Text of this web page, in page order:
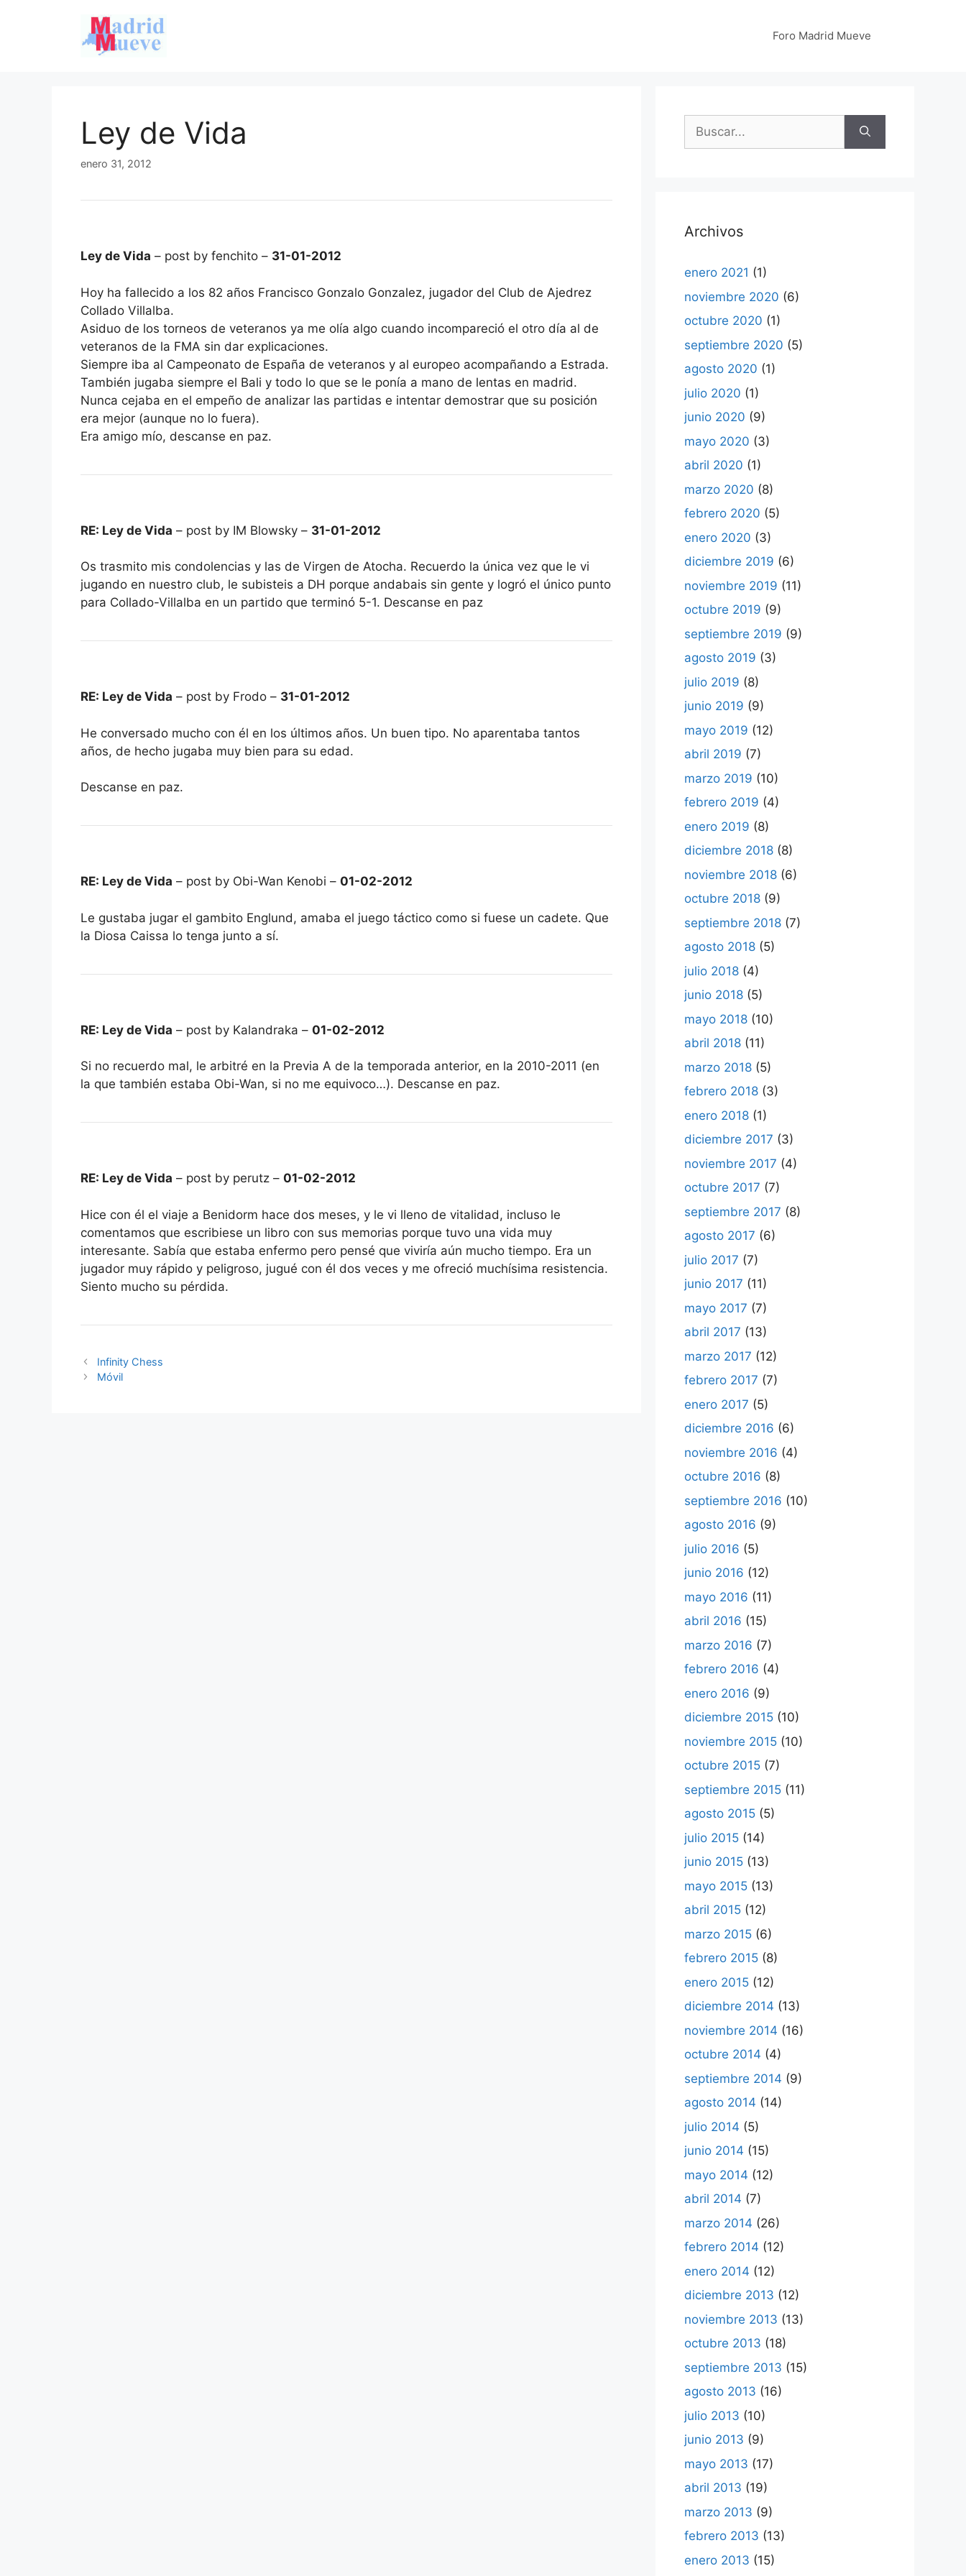
Foro Madrid Mueve
Ley de Vida
enero 31, 2012
Ley de Vida – post by fenchito – 31-01-2012
Hoy ha fallecido a los 82 años Francisco Gonzalo Gonzalez, jugador del Club de Ajedrez
Collado Villalba.
Asiduo de los torneos de veteranos ya me olía algo cuando incompareció el otro día al de
veteranos de la FMA sin dar explicaciones.
Siempre iba al Campeonato de España de veteranos y al europeo acompañando a Estrada.
También jugaba siempre el Bali y todo lo que se le ponía a mano de lentas en madrid.
Nunca cejaba en el empeño de analizar las partidas e intentar demostrar que su posición
era mejor (aunque no lo fuera).
Era amigo mío, descanse en paz.
RE: Ley de Vida – post by IM Blowsky – 31-01-2012
Os trasmito mis condolencias y las de Virgen de Atocha. Recuerdo la única vez que le vi
jugando en nuestro club, le subisteis a DH porque andabais sin gente y logró el único punto
para Collado-Villalba en un partido que terminó 5-1. Descanse en paz
RE: Ley de Vida – post by Frodo – 31-01-2012
He conversado mucho con él en los últimos años. Un buen tipo. No aparentaba tantos
años, de hecho jugaba muy bien para su edad.
Descanse en paz.
RE: Ley de Vida – post by Obi-Wan Kenobi – 01-02-2012
Le gustaba jugar el gambito Englund, amaba el juego táctico como si fuese un cadete. Que
la Diosa Caissa lo tenga junto a sí.
RE: Ley de Vida – post by Kalandraka – 01-02-2012
Si no recuerdo mal, le arbitré en la Previa A de la temporada anterior, en la 2010-2011 (en
la que también estaba Obi-Wan, si no me equivoco…). Descanse en paz.
RE: Ley de Vida – post by perutz – 01-02-2012
Hice con él el viaje a Benidorm hace dos meses, y le vi lleno de vitalidad, incluso le
comentamos que escribiese un libro con sus memorias porque tuvo una vida muy
interesante. Sabía que estaba enfermo pero pensé que viviría aún mucho tiempo. Era un
jugador muy rápido y peligroso, jugué con él dos veces y me ofreció muchísima resistencia.
Siento mucho su pérdida.
Infinity Chess
Móvil
Buscar:
Archivos
enero 2021 (1)
noviembre 2020 (6)
octubre 2020 (1)
septiembre 2020 (5)
agosto 2020 (1)
julio 2020 (1)
junio 2020 (9)
mayo 2020 (3)
abril 2020 (1)
marzo 2020 (8)
febrero 2020 (5)
enero 2020 (3)
diciembre 2019 (6)
noviembre 2019 (11)
octubre 2019 (9)
septiembre 2019 (9)
agosto 2019 (3)
julio 2019 (8)
junio 2019 (9)
mayo 2019 (12)
abril 2019 (7)
marzo 2019 (10)
febrero 2019 (4)
enero 2019 (8)
diciembre 2018 (8)
noviembre 2018 (6)
octubre 2018 (9)
septiembre 2018 (7)
agosto 2018 (5)
julio 2018 (4)
junio 2018 (5)
mayo 2018 (10)
abril 2018 (11)
marzo 2018 (5)
febrero 2018 (3)
enero 2018 (1)
diciembre 2017 (3)
noviembre 2017 (4)
octubre 2017 (7)
septiembre 2017 (8)
agosto 2017 (6)
julio 2017 (7)
junio 2017 (11)
mayo 2017 (7)
abril 2017 (13)
marzo 2017 (12)
febrero 2017 (7)
enero 2017 (5)
diciembre 2016 (6)
noviembre 2016 (4)
octubre 2016 (8)
septiembre 2016 (10)
agosto 2016 (9)
julio 2016 (5)
junio 2016 (12)
mayo 2016 (11)
abril 2016 (15)
marzo 2016 (7)
febrero 2016 (4)
enero 2016 (9)
diciembre 2015 (10)
noviembre 2015 (10)
octubre 2015 (7)
septiembre 2015 (11)
agosto 2015 (5)
julio 2015 (14)
junio 2015 (13)
mayo 2015 (13)
abril 2015 (12)
marzo 2015 (6)
febrero 2015 (8)
enero 2015 (12)
diciembre 2014 (13)
noviembre 2014 (16)
octubre 2014 (4)
septiembre 2014 (9)
agosto 2014 (14)
julio 2014 (5)
junio 2014 (15)
mayo 2014 (12)
abril 2014 (7)
marzo 2014 (26)
febrero 2014 (12)
enero 2014 (12)
diciembre 2013 (12)
noviembre 2013 (13)
octubre 2013 (18)
septiembre 2013 (15)
agosto 2013 (16)
julio 2013 (10)
junio 2013 (9)
mayo 2013 (17)
abril 2013 (19)
marzo 2013 (9)
febrero 2013 (13)
enero 2013 (15)